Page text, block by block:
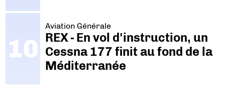
Aviation Générale
REX - En vol d'instruction, un
Cessna 177 finit au fond de la
Méditerranée